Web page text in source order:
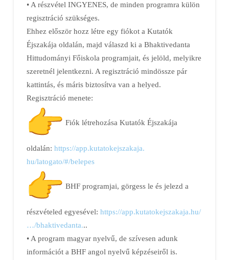
• A részvétel INGYENES, de minden programra külön
regisztráció szükséges.
Ehhez először hozz létre egy fiókot a Kutatók
Éjszakája oldalán, majd válaszd ki a Bhaktivedanta
Hittudományi Főiskola programjait, és jelöld, melyikre
szeretnél jelentkezni. A regisztráció mindössze pár
kattintás, és máris biztosítva van a helyed.
Regisztráció menete:
Fiók létrehozása Kutatók Éjszakája
oldalán: https://app.kutatokejszakaja.
hu/latogato/#/belepes
BHF programjai, görgess le és jelezd a
részvételed egyesével: https://app.kutatokejszakaja.hu/
…/bhaktivedanta...
• A program magyar nyelvű, de szívesen adunk
információt a BHF angol nyelvű képzéseiről is.